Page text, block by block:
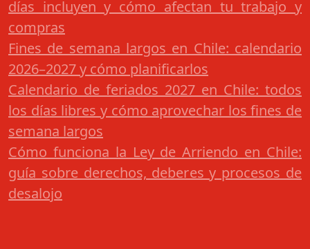
días incluyen y cómo afectan tu trabajo y
compras
Fines de semana largos en Chile: calendario
2026–2027 y cómo planificarlos
Calendario de feriados 2027 en Chile: todos
los días libres y cómo aprovechar los fines de
semana largos
Cómo funciona la Ley de Arriendo en Chile:
guía sobre derechos, deberes y procesos de
desalojo